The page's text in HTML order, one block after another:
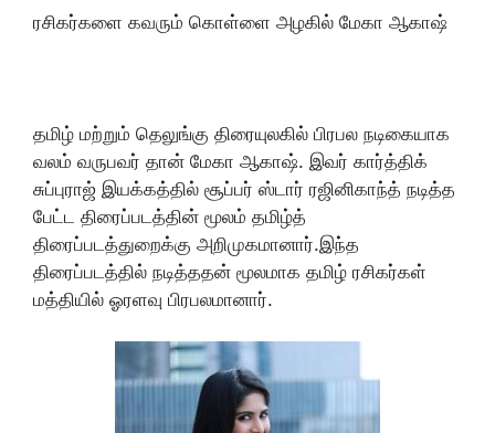
ரசிகர்களை கவரும் கொள்ளை அழகில் மேகா ஆகாஷ்
தமிழ் மற்றும் தெலுங்கு திரையுலகில் பிரபல நடிகையாக
வலம் வருபவர் தான் மேகா ஆகாஷ். இவர் கார்த்திக்
சுப்புராஜ் இயக்கத்தில் சூப்பர் ஸ்டார் ரஜினிகாந்த் நடித்த
பேட்ட திரைப்படத்தின் மூலம் தமிழ்த்
திரைப்படத்துறைக்கு அறிமுகமானார்.இந்த
திரைப்படத்தில் நடித்ததன் மூலமாக தமிழ் ரசிகர்கள்
மத்தியில் ஓரளவு பிரபலமானார்.